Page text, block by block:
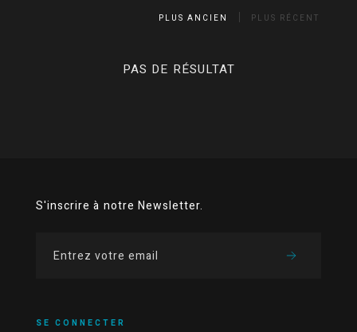
PLUS ANCIEN PLUS RÉCENT
PAS DE RÉSULTAT
S'inscrire à notre Newsletter.
SE CONNECTER